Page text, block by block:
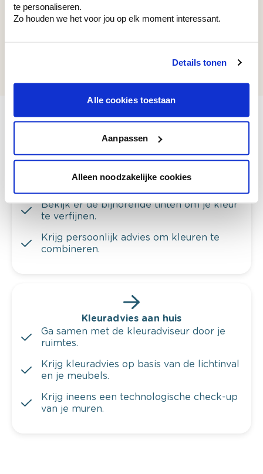
te personaliseren.
Zo houden we het voor jou op elk moment interessant.
Details tonen
Alle cookies toestaan
Aanpassen
Alleen noodzakelijke cookies
Bekijk je kleur in de winkel
Ontdek er kleurechte stalen van je
kleurenselectie.
Bekijk er de bijhorende tinten om je kleur
te verfijnen.
Krijg persoonlijk advies om kleuren te
combineren.
Kleuradvies aan huis
Ga samen met de kleuradviseur door je
ruimtes.
Krijg kleuradvies op basis van de lichtinval
en je meubels.
Krijg ineens een technologische check-up
van je muren.